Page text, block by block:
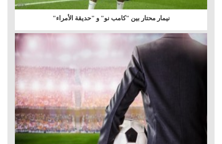
نيمار محتار بين "كامب نو" و "حديقة الأمراء"